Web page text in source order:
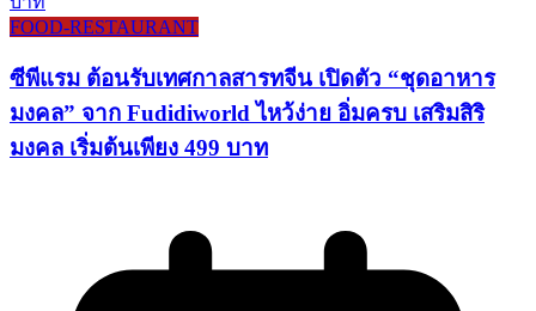
FOOD-RESTAURANT
ซีพีแรม ต้อนรับเทศกาลสารทจีน เปิดตัว “ชุดอาหาร
มงคล” จาก Fudidiworld ไหว้ง่าย อิ่มครบ เสริมสิริ
มงคล เริ่มต้นเพียง 499 บาท